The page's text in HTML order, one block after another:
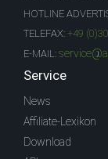
HOTLINE
TELEFAX: +49
E-MAIL:
Service
News
Affiliate-Lexikon
Download